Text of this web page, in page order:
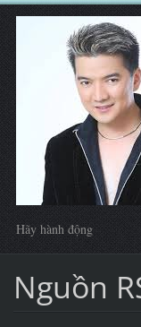
Hãy hành động
Nguồn